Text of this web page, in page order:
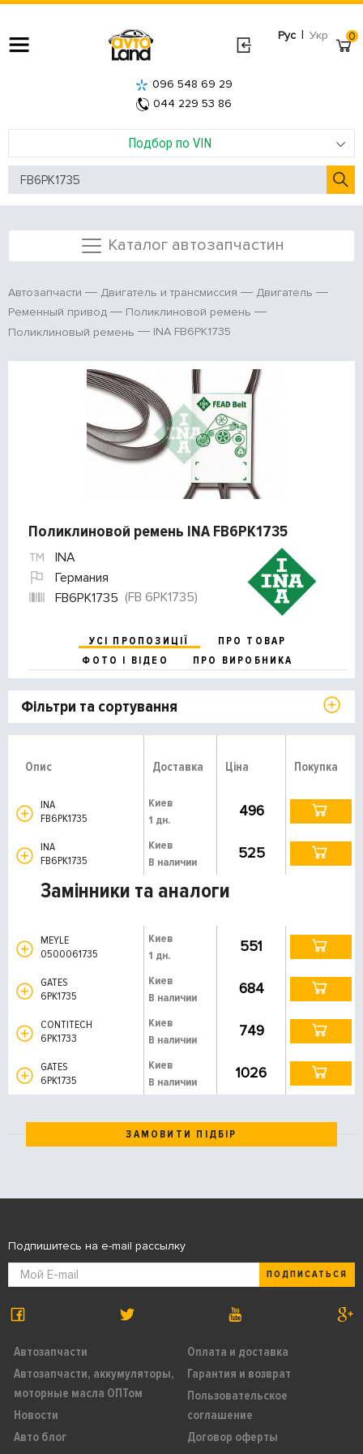
Рус | Укр
Подбор по VIN
096 548 69 29
044 229 53 86
0
Каталог автозапчастин
Автозапчасти Двигатель и трансмиссия
Двигатель
Ременный привод
Поликлиновой ремень
Поликлиновый ремень
INA FB6PK1735
Поликлиновой ремень INA FB6PK1735
INA
Германия
FB6PK1735 (FB 6PK1735)
УСІ ПРОПОЗИЦІЇ
ПРО ТОВАР
ФОТО І ВІДЕО
ПРО ВИРОБНИКА
Фільтри та сортування
Опис Доставка Ціна Покупка
INA
FB6PK1735
Киев
1 дн.
496
INA
FB6PK1735
Киев
В наличии
525
Замінники та аналоги
MEYLE
0500061735
Киев
1 дн.
551
GATES
6PK1735
Киев
В наличии
684
CONTITECH
6PK1733
Киев
В наличии
749
GATES
6PK1735
Киев
В наличии
1026
ЗАМОВИТИ ПІДБІР
Автозапчасти
Автозапчасти, аккумуляторы,
моторные масла ОПТом
Новости
Авто блог
Оплата и доставка
Гарантия и возврат
Пользовательское
соглашение
Договор оферты
Подпишитесь на e-mail рассылку
ПОДПИСАТЬСЯ